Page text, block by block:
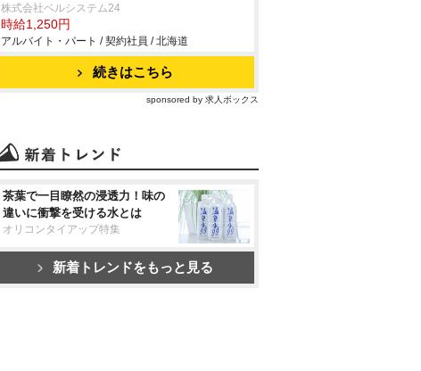
株式会社ベルシステム24
時給1,250円
アルバイト・パート / 契約社員 / 北海道
続きはこちら
sponsored by 求人ボックス
茶葉で一目瞭然の浸透力！味の
違いに衝撃を受ける水とは
オリコンタイアップ特集
新着トレンドをもっと見る